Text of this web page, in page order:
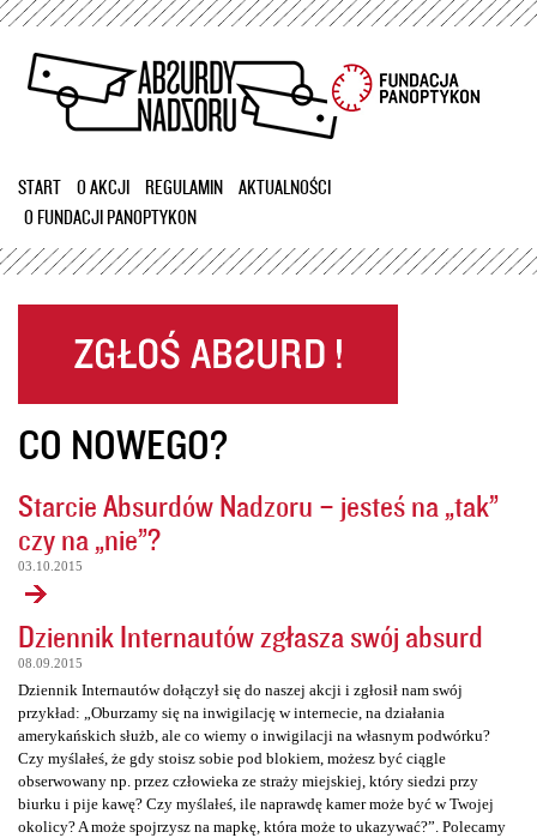
Przejdź
treści
START O AKCJI REGULAMIN
AKTUALNOŚCI
O FUNDACJI PANOPTYKON
CO NOWEGO?
Starcie Absurdów Nadzoru – jesteś na „tak”
czy na „nie”?
03.10.2015
Dziennik Internautów zgłasza swój absurd
08.09.2015
Dziennik Internautów dołączył się do naszej akcji i zgłosił nam swój
przykład: „Oburzamy się na inwigilację w internecie, na działania
amerykańskich służb, ale co wiemy o inwigilacji na własnym podwórku?
Czy myślałeś, że gdy stoisz sobie pod blokiem, możesz być ciągle
obserwowany np. przez człowieka ze straży miejskiej, który siedzi przy
biurku i pije kawę? Czy myślałeś, ile naprawdę kamer może być w Twojej
okolicy? A może spojrzysz na mapkę, która może to ukazywać?”. Polecamy